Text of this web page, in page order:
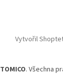
Vytvořil
TOMICO. Všechna